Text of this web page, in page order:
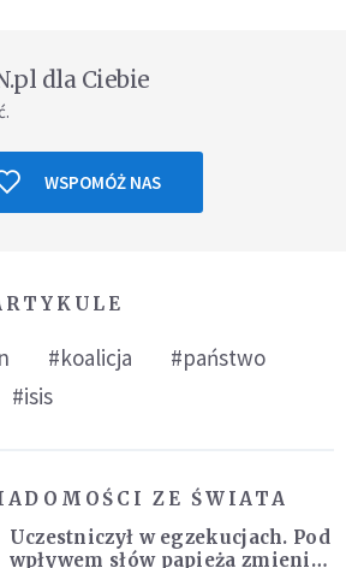
dla Ciebie
WSPOMÓŻ NAS
#koalicja
#państwo
#isis
ZE ŚWIATA
Uczestniczył w egzekucjach. Pod
wpływem słów papieża zmienił